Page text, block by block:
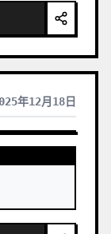
年12月18日